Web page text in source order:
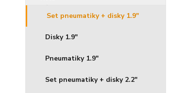
Set pneumatiky + disky 1.9"
Disky 1.9"
Pneumatiky 1.9"
Set pneumatiky + disky 2.2"